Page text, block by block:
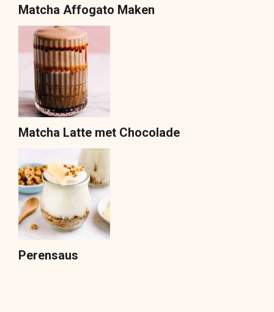
Matcha Affogato Maken
Matcha Latte met Chocolade
Perensaus